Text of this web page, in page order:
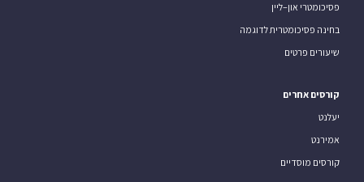
פסיכומטרי און–ליין
בחינה פסיכומטרית לדוגמה
שיעורים פרטים
קורסים אחרים
יעלנט
אמירנט
קורסים מוסדיים